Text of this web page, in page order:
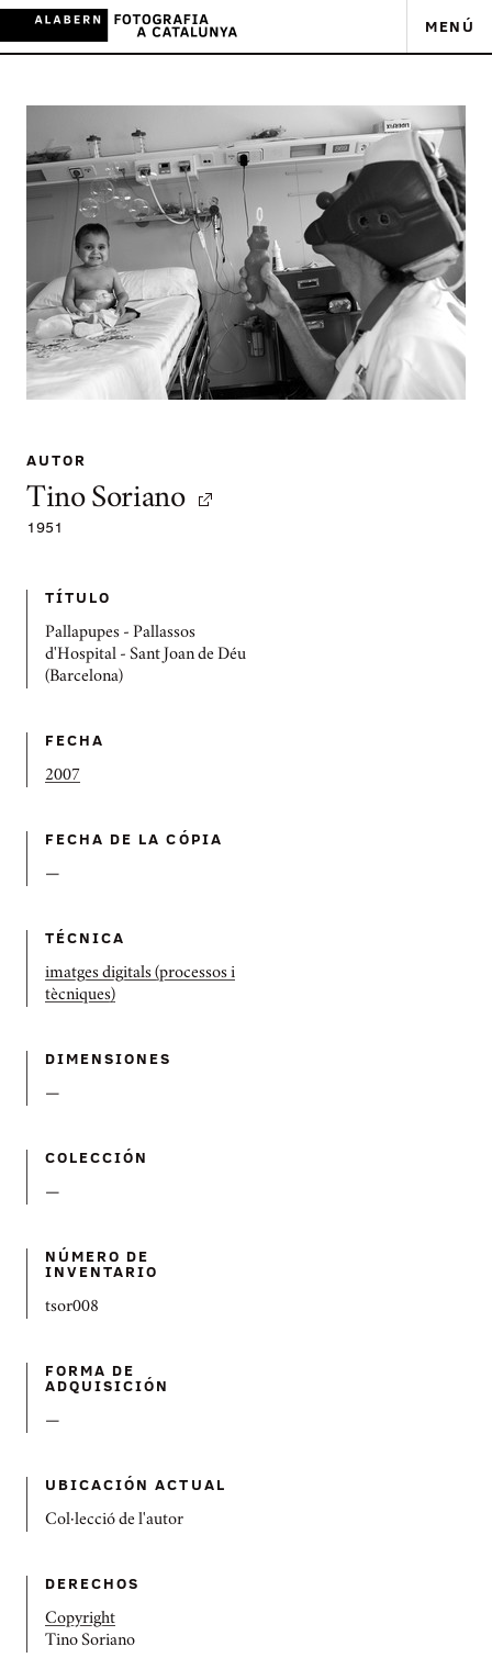
MENÚ
AUTOR
Tino Soriano
1951
TÍTULO
Pallapupes - Pallassos
d'Hospital - Sant Joan de Déu
(Barcelona)
FECHA
2007
FECHA DE LA CÓPIA
—
TÉCNICA
imatges digitals (processos i
tècniques)
DIMENSIONES
—
COLECCIÓN
—
NÚMERO DE
INVENTARIO
tsor008
FORMA DE
ADQUISICIÓN
—
UBICACIÓN ACTUAL
Col·lecció de l'autor
DERECHOS
Copyright
Tino Soriano